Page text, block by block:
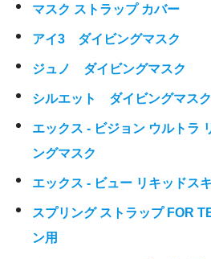
マスク ストラップ カバー
アイ3 ダイビングマスク
ジュノ ダイビングマスク
シルエット ダイビングマスク
エックス - ビジョン ウルト
ングマスク
エックス - ビュー リキッドス
スプリング ストラップ FOR
ン用